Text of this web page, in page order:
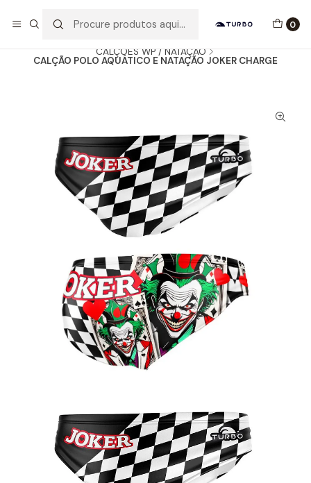
0
CALÇÕES WP / NATAÇÃO
CALÇÃO POLO AQUÁTICO E NATAÇÃO JOKER CHARGE